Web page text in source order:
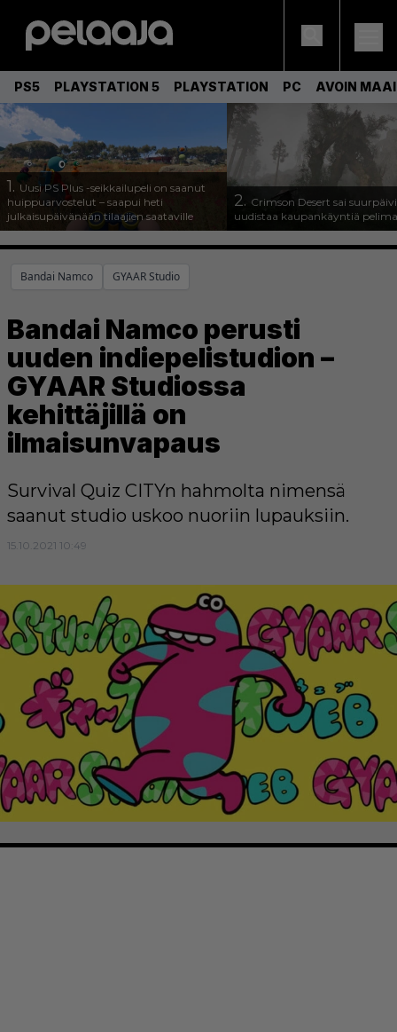
PS5 PLAYSTATION 5 PLAYSTATION PC AVOIN
1. Uusi PS Plus -seikkailupeli on saanut
huippuarvostelut – saapui heti
julkaisupäivänään tilaajien saataville
2. Crimson Desert sai
uudistaa kaupankäyntiä
Bandai Namco GYAAR Studio
Bandai Namco perusti
uuden indiepelistudion –
GYAAR Studiossa
kehittäjillä on
ilmaisunvapaus
Survival Quiz CITYn hahmolta nimensä
saanut studio uskoo nuoriin lupauksiin.
15.10.2021 10:49